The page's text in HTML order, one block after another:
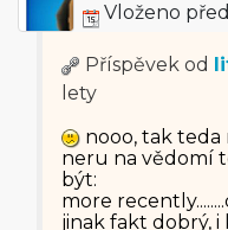
Vloženo
Příspěvek od
lety
nooo, tak teda
neru na vědomí
být:
more
jinak fakt dobrý, i